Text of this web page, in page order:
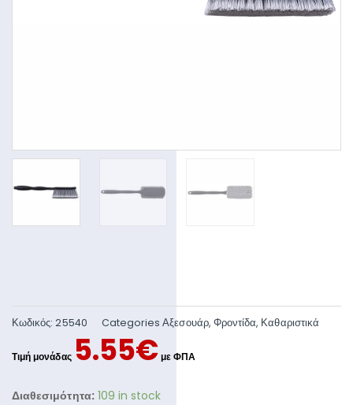
Κωδικός:25540 Categories Αξεσουάρ, Φροντίδα, Καθαριστικά
5.55€
Διαθεσιμότητα: 109 in stock